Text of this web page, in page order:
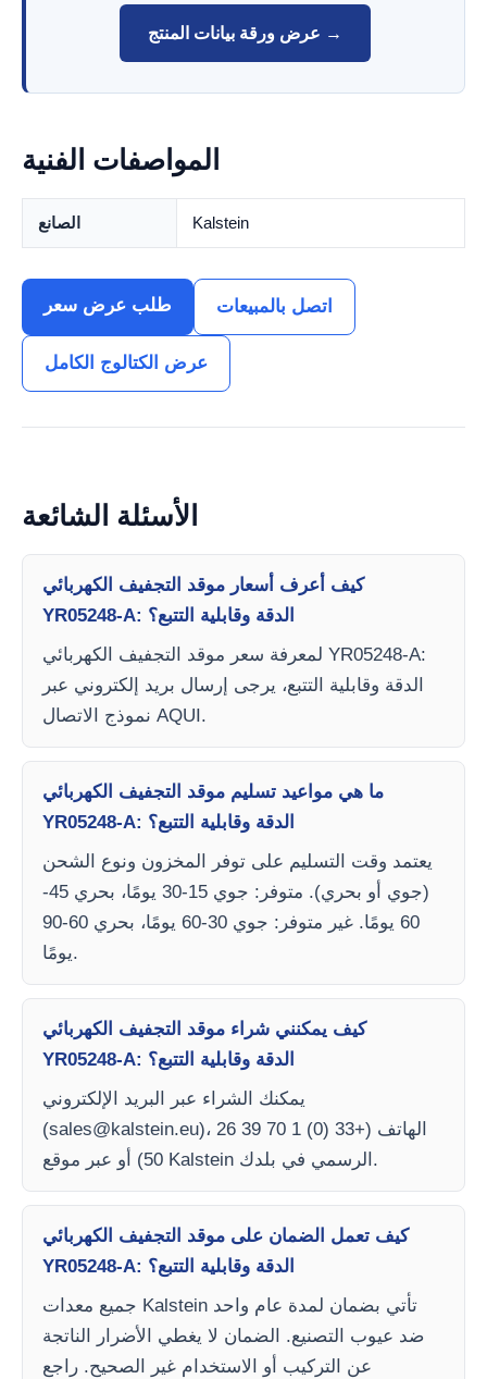
عرض ورقة بيانات المنتج →
المواصفات الفنية
الصانع Kalstein
طلب عرض سعر اتصل بالمبيعات
عرض الكتالوج الكامل
الأسئلة الشائعة
كيف أعرف أسعار موقد التجفيف الكهربائي
YR05248-A: الدقة وقابلية التتبع؟
لمعرفة سعر موقد التجفيف الكهربائي YR05248-A:
الدقة وقابلية التتبع، يرجى إرسال بريد إلكتروني عبر
نموذج الاتصال AQUI.
ما هي مواعيد تسليم موقد التجفيف الكهربائي
YR05248-A: الدقة وقابلية التتبع؟
يعتمد وقت التسليم على توفر المخزون ونوع الشحن
(جوي أو بحري). متوفر: جوي 15-30 يومًا، بحري 45-
60 يومًا. غير متوفر: جوي 30-60 يومًا، بحري 60-90
يومًا.
كيف يمكنني شراء موقد التجفيف الكهربائي
YR05248-A: الدقة وقابلية التتبع؟
يمكنك الشراء عبر البريد الإلكتروني
(sales@kalstein.eu)، الهاتف (+33 (0) 1 70 39 26
50) أو عبر موقع Kalstein الرسمي في بلدك.
كيف تعمل الضمان على موقد التجفيف الكهربائي
YR05248-A: الدقة وقابلية التتبع؟
جميع معدات Kalstein تأتي بضمان لمدة عام واحد
ضد عيوب التصنيع. الضمان لا يغطي الأضرار الناتجة
عن التركيب أو الاستخدام غير الصحيح. راجع